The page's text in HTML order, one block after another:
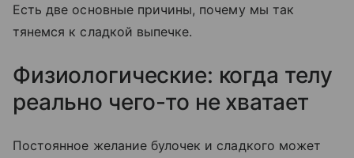
Есть две основные причины, почему мы так
тянемся к сладкой выпечке.
Физиологические: когда телу
реально чего-то не хватает
Постоянное желание булочек и сладкого может